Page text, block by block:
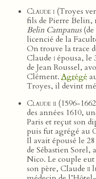
Claude i (Troyes
fils de Pierre Belin,
Belin Campanus(de
licencié de la
On trouve la trace
Claude iépousa, le
de Jean Roussel,
Clément.Agrégé
Troyes, il devint
Claude ii (1596-
des années 1610,
Paris et reçut son
puis fut agrégé au
Il avait épousé le
de Sébastien Sorel,
Nico. Le couple eut
son père, Claude ii